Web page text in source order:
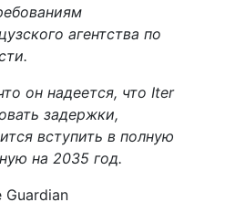
агентства по
он надеется, что Iter
задержки,
вступить в полную
на 2035 год.
Guardian